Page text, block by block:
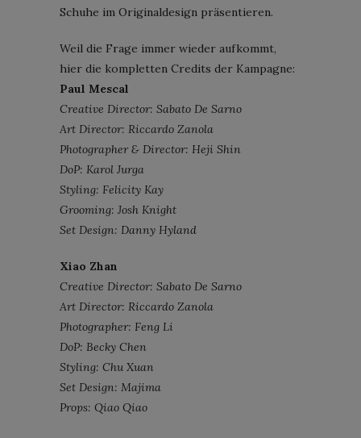
Schuhe im Originaldesign präsentieren.
Weil die Frage immer wieder aufkommt,
hier die kompletten Credits der Kampagne:
Paul Mescal
Creative Director: Sabato De Sarno
Art Director: Riccardo Zanola
Photographer & Director: Heji Shin
DoP: Karol Jurga
Styling: Felicity Kay
Grooming: Josh Knight
Set Design: Danny Hyland
Xiao Zhan
Creative Director: Sabato De Sarno
Art Director: Riccardo Zanola
Photographer: Feng Li
DoP: Becky Chen
Styling: Chu Xuan
Set Design: Majima
Props: Qiao Qiao